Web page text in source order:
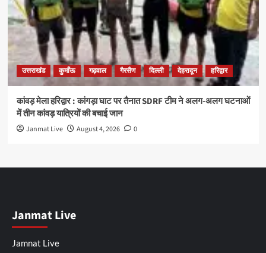
उत्तराखंड कुमाँऊ गढ़वाल गैरसैण दिल्ली देहरादून हरिद्वार
कांवड़ मेला हरिद्वार : कांगड़ा घाट पर तैनात SDRF टीम ने अलग-अलग घटनाओं
में तीन कांवड़ यात्रियों की बचाई जान
Janmat Live August 4, 2026 0
Janmat Live
Jamnat Live